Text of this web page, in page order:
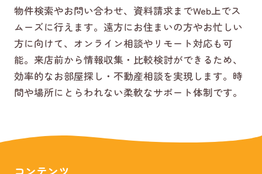
物件検索やお問い合わせ、資料請求までWeb上でス
ムーズに行えます。遠方にお住まいの方やお忙しい
方に向けて、オンライン相談やリモート対応も可
能。来店前から情報収集・比較検討ができるため、
効率的なお部屋探し・不動産相談を実現します。時
間や場所にとらわれない柔軟なサポート体制です。